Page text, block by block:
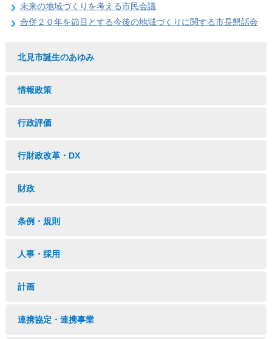
未来の地域づくりを考える市民会議
合併２０年を節目とする今後の地域づくりに関する市長懇話会
北見市誕生のあゆみ
情報政策
行政評価
行財政改革・DX
財政
条例・規則
人事・採用
計画
連携協定・連携事業